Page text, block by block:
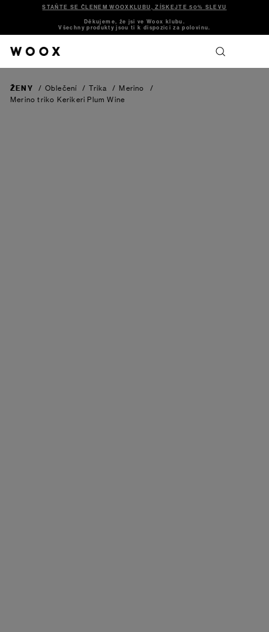
STAŇTE SE ČLENEM WOOXKLUBU, ZÍSKEJTE 50% SLEVU
Děkujeme, že jsi ve Woox klubu.
Všechny produkty jsou ti k dispozici za polovinu.
ŽENY / Oblečení / Trika / Merino
/
Merino triko Kerikeri Plum Wine